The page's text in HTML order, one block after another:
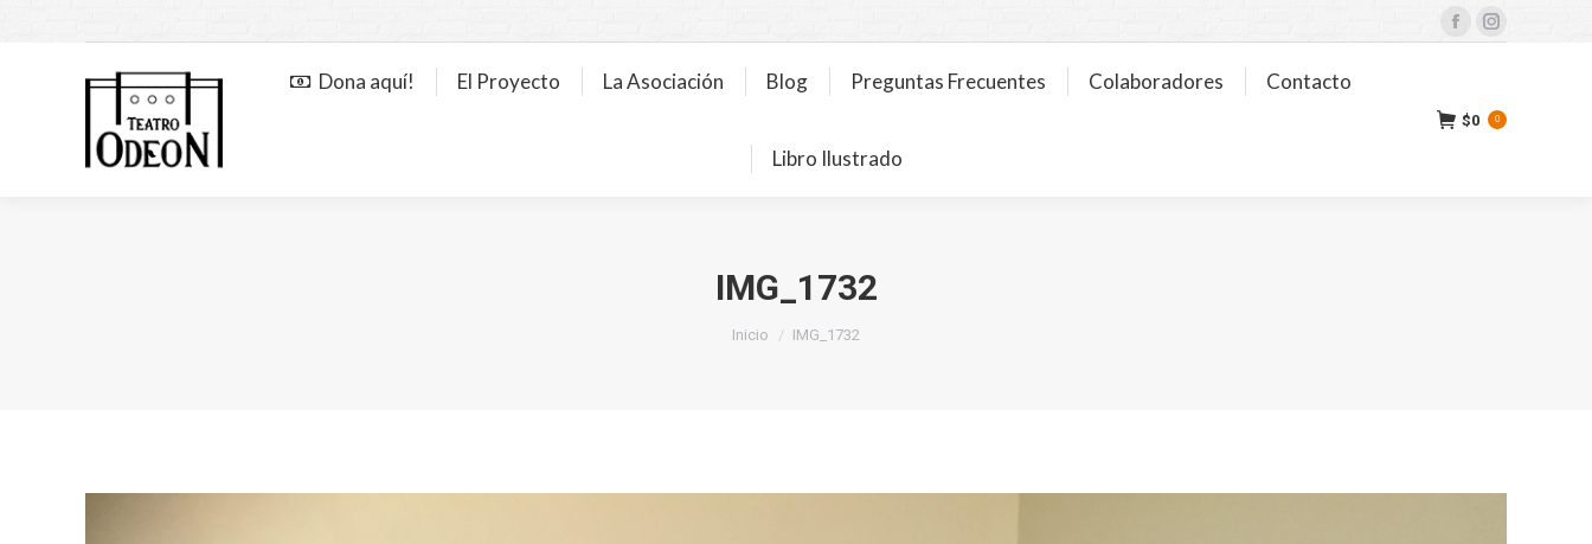
Facebook
Instagram
Dona aquí! El Proyecto La Asociación Blog Preguntas Frecuentes Colaboradores Contacto
Libro Ilustrado
$0 0
IMG_1732
Estás aquí:
Inicio IMG_1732